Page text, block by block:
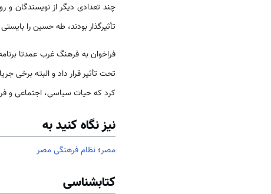
چند تعدادی دیگر از نویسندگان
تأثیرگذار بودند، طه حسین را
فراخوان به فرهنگ غرب عمدتا
تحت تأثیر قرار داد و البته برخی
کرد که حیات سیاسی، اجتماعی و
نیز نگاه کنید به
مصر؛ نظام فرهنگی مصر
کتابشناسی